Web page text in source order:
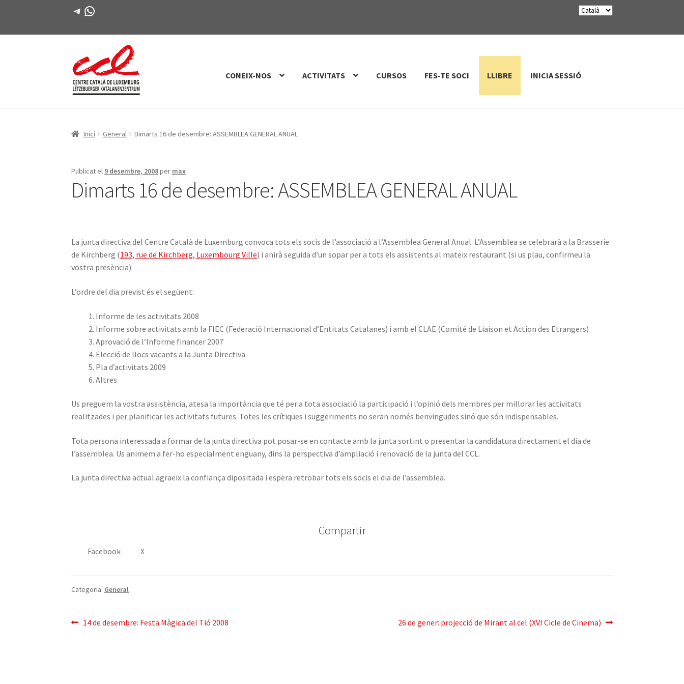
Telegram
WhatsApp
Salta
a
Vés
al
CONEIX-NOS ACTIVITATS CURSOS FES-TE SOCI LLIBRE INICIA SESSIÓ
Inici General Dimarts 16 de desembre: ASSEMBLEA GENERAL ANUAL
Publicat el 9 desembre, 2008per max
Dimarts 16 de desembre: ASSEMBLEA GENERAL ANUAL
La junta directiva del Centre Català de Luxemburg convoca tots els socis de l’associació a l’Assemblea General Anual. L’Assemblea se celebrarà a la Brasserie
de Kirchberg (193, rue de Kirchberg, Luxembourg Ville) i anirà seguida d’un sopar per a tots els assistents al mateix restaurant (si us plau, confirmeu la
vostra presència).
L’ordre del dia previst és el següent:
Informe de les activitats 2008
Informe sobre activitats amb la FIEC (Federació Internacional d’Entitats Catalanes) i amb el CLAE (Comité de Liaison et Action des Etrangers)
Aprovació de l’Informe financer 2007
Elecció de llocs vacants a la Junta Directiva
Pla d’activitats 2009
Altres
Us preguem la vostra assistència, atesa la importància que té per a tota associació la participació i l’opinió dels membres per millorar les activitats
realitzades i per planificar les activitats futures. Totes les crítiques i suggeriments no seran només benvingudes sinó que són indispensables.
Tota persona interessada a formar de la junta directiva pot posar-se en contacte amb la junta sortint o presentar la candidatura directament el dia de
l’assemblea. Us animem a fer-ho especialment enguany, dins la perspectiva d’ampliació i renovació de la junta del CCL.
La junta directiva actual agraeix la confiança dipositada i espera retrobar tots els socis el dia de l’assemblea.
Compartir
Facebook X
Categoria: General
Navegació
Entrada
14 de desembre: Festa Màgica del Tió 2008
Pròxima
26 de gener: projecció de Mirant al cel (XVI Cicle de Cinema)